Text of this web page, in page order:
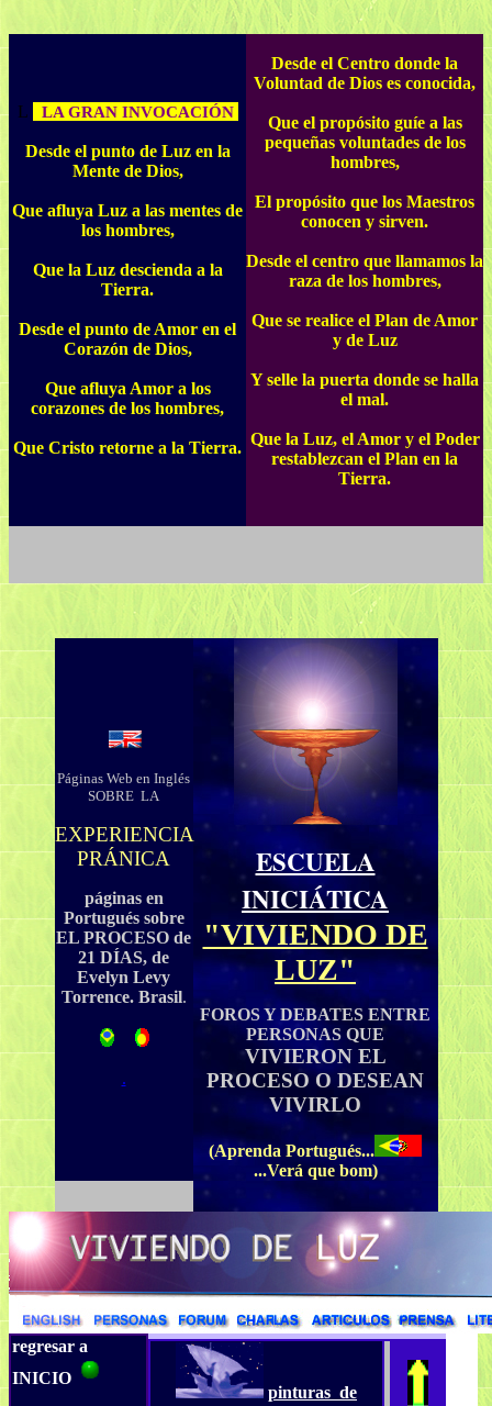
L LA GRAN INVOCACIÓN
Desde el punto de Luz en la
Mente de Dios,
Que afluya Luz a las mentes de
los hombres,
Que la Luz descienda a la
Tierra.
Desde el punto de Amor en el
Corazón de Dios,
Que afluya Amor a los
corazones de los hombres,
Que Cristo retorne a la Tierra.
Desde el Centro donde la
Voluntad de Dios es conocida,
Que el propósito guíe a las
pequeñas voluntades de los
hombres,
El propósito que los Maestros
conocen y sirven.
Desde el centro que llamamos la
raza de los hombres,
Que se realice el Plan de Amor
y de Luz
Y selle la puerta donde se halla
el mal.
Que la Luz, el Amor y el Poder
restablezcan el Plan en la
Tierra.
Páginas Web en Inglés
SOBRE LA
EXPERIENCIA
PRÁNICA
páginas en
Portugués sobre
EL PROCESO de
21 DÍAS, de
Evelyn Levy
Torrence. Brasil.
.
ESCUELA
INICIÁTICA
"VIVIENDO DE
LUZ"
FOROS Y DEBATES ENTRE
PERSONAS QUE
VIVIERON EL
PROCESO O DESEAN
VIVIRLO
(Aprenda Portugués...
...Verá que bom)
regresar a
INICIO
pinturas de